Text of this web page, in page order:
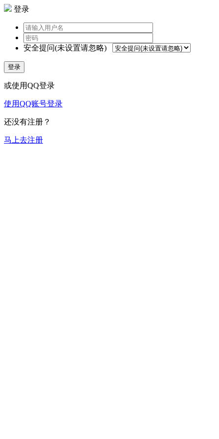
登录
安全提问(未设置请忽略)
登录
或使用QQ登录
使用QQ账号登录
还没有注册？
马上去注册